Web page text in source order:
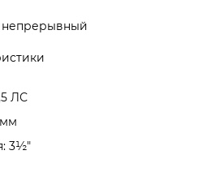
непрерывный
ЛС
3½"